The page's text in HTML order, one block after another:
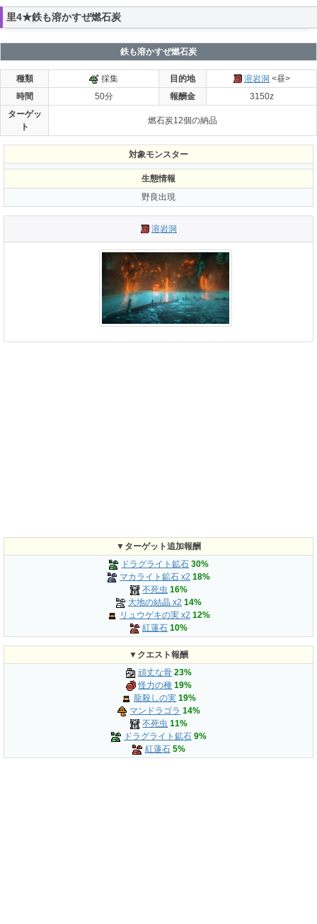
里4★鉄も溶かすぜ燃石炭
鉄も溶かすぜ燃石炭
種類 採集 目的地 溶岩洞 <昼>
時間
50分 報酬金
3150z
ターゲッ
ト
燃石炭12個の納品
対象モンスター
生態情報
野良出現
溶岩洞
▼ターゲット追加報酬
ドラグライト鉱石 30%
マカライト鉱石 x2 18%
不死虫 16%
大地の結晶 x2 14%
リュウゲキの実 x2 12%
紅蓮石 10%
▼クエスト報酬
頑丈な骨 23%
怪力の種 19%
龍殺しの実 19%
マンドラゴラ 14%
不死虫 11%
ドラグライト鉱石 9%
紅蓮石 5%